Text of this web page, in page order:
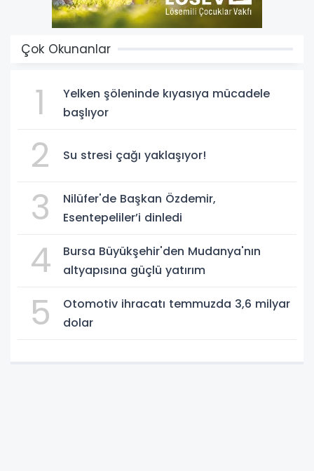
Çok Okunanlar
1
Yelken şöleninde kıyasıya mücadele
başlıyor
2 Su stresi çağı yaklaşıyor!
3
Nilüfer'de Başkan Özdemir,
Esentepeliler’i dinledi
4
Bursa Büyükşehir'den Mudanya'nın
altyapısına güçlü yatırım
5
Otomotiv ihracatı temmuzda 3,6 milyar
dolar